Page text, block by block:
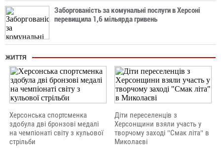
Заборгованість за комунальні послуги в Херсоні
перевищила 1,6 мільярда гривень
ЖИТТЯ
Херсонська спортсменка
здобула дві бронзові медалі
на чемпіонаті світу з кульової
стрільби
Діти переселенців з
Херсонщини взяли участь у
творчому заході "Смак літа" в
Миколаєві